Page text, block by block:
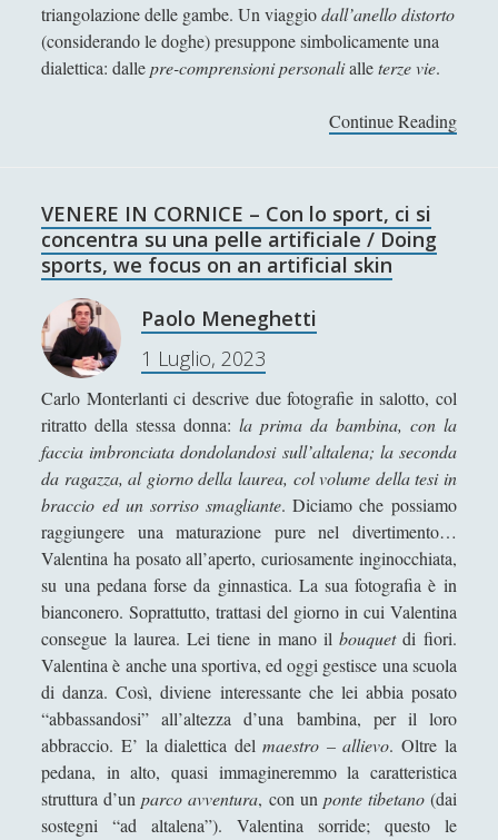
► Storia(144)
► Libri Recensiti(441)
► Attualità(12)
► Azione Filosofica(4)
► Cinema e Serie(15)
► Collana di Scuola Filosofica(13)
► Didattica(7)
► Economia (9)
► Filologia (4)
► Geopolitica(11)
► I percorsi di SF2.0(7)
► In edicola(1)
► Interviste (70)
► Itinerari(14)
► Musica (14)
► Scacchi(42)
► Scoutismo (1)
triangolazione delle gambe. Un viaggiodall’anello distorto
(considerando le doghe) presuppone simbolicamente una
dialettica: dallepre-comprensioni personalialleterze vie.
Continue ReadingV
VENERE IN CORNICE – Con lo sport, ci si
concentra su una pelle artificiale / Doing
sports, we focus on an artificial skin
Paolo Meneghetti
1 Luglio, 2023
Carlo Monterlanti ci descrive due fotografie in salotto, col
ritratto della stessa donna:la prima da bambina, con la
faccia imbronciata dondolandosi sull’altalena; la seconda
da ragazza, al giorno della laurea, col volume della tesi in
braccio ed un sorriso smagliante. Diciamo che possiamo
raggiungere una maturazione pure nel divertimento…
Valentina ha posato all’aperto, curiosamente inginocchiata,
su una pedana forse da ginnastica. La sua fotografia è in
bianconero. Soprattutto, trattasi del giorno in cui Valentina
consegue la laurea. Lei tiene in mano ilbouquetdi fiori.
Valentina è anche una sportiva, ed oggi gestisce una scuola
di danza. Così, diviene interessante che lei abbia posato
“abbassandosi” all’altezza d’una bambina, per il loro
abbraccio. E’ la dialettica delmaestro – allievo. Oltre la
pedana, in alto, quasi immagineremmo la caratteristica
struttura d’unparco avventura, con un ponte tibetano(dai
sostegni “ad altalena”). Valentina sorride; questo le